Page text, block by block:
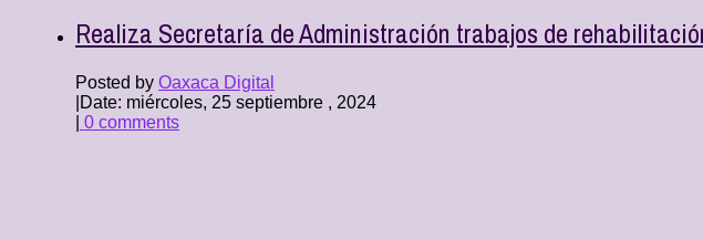
Realiza Secretaría de Administración trabajos de
Posted by Oaxaca Digital
Date: miércoles, 25 septiembre , 2024
0 comments